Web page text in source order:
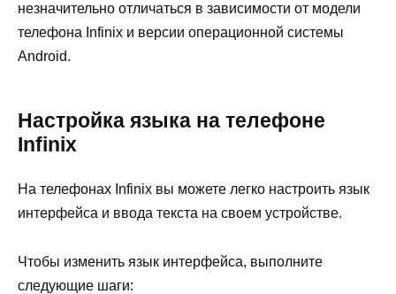
незначительно отличаться в зависимости от модели
телефона Infinix и версии операционной системы
Android.
Настройка языка на телефоне
Infinix
На телефонах Infinix вы можете легко настроить язык
интерфейса и ввода текста на своем устройстве.
Чтобы изменить язык интерфейса, выполните
следующие шаги: